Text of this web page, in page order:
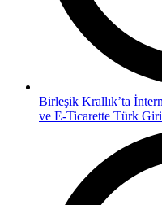
Birleşik Krallık’ta
ve E-Ticarette Türk